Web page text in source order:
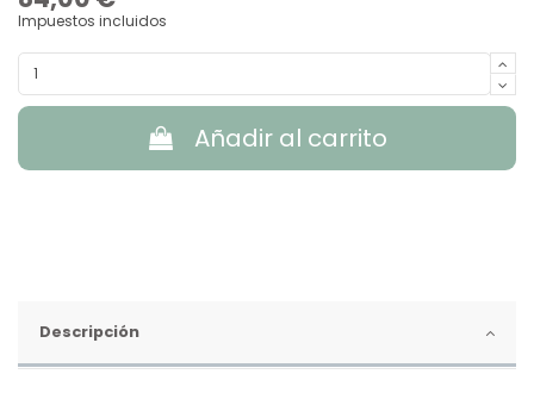
Impuestos incluidos
Añadir al carrito
Descripción